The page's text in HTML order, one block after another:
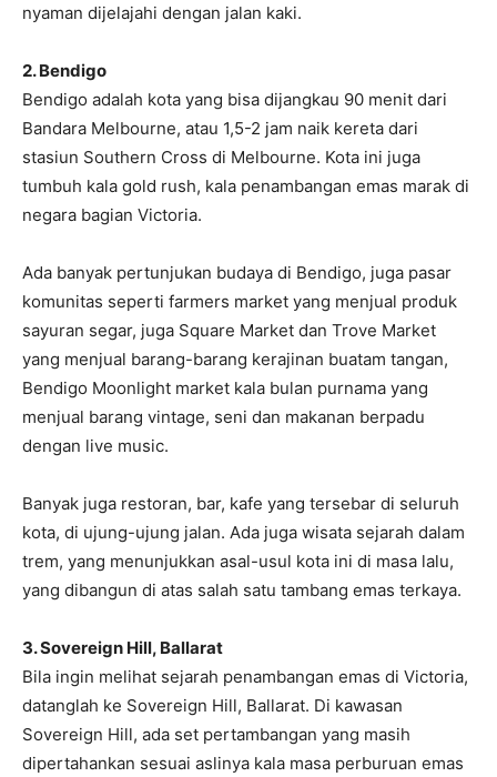
nyaman dijelajahi dengan jalan kaki.
2. Bendigo
Bendigo adalah kota yang bisa dijangkau 90 menit dari
Bandara Melbourne, atau 1,5-2 jam naik kereta dari
stasiun Southern Cross di Melbourne. Kota ini juga
tumbuh kala gold rush, kala penambangan emas marak di
negara bagian Victoria.
Ada banyak pertunjukan budaya di Bendigo, juga pasar
komunitas seperti farmers market yang menjual produk
sayuran segar, juga Square Market dan Trove Market
yang menjual barang-barang kerajinan buatam tangan,
Bendigo Moonlight market kala bulan purnama yang
menjual barang vintage, seni dan makanan berpadu
dengan live music.
Banyak juga restoran, bar, kafe yang tersebar di seluruh
kota, di ujung-ujung jalan. Ada juga wisata sejarah dalam
trem, yang menunjukkan asal-usul kota ini di masa lalu,
yang dibangun di atas salah satu tambang emas terkaya.
3. Sovereign Hill, Ballarat
Bila ingin melihat sejarah penambangan emas di Victoria,
datanglah ke Sovereign Hill, Ballarat. Di kawasan
Sovereign Hill, ada set pertambangan yang masih
dipertahankan sesuai aslinya kala masa perburuan emas